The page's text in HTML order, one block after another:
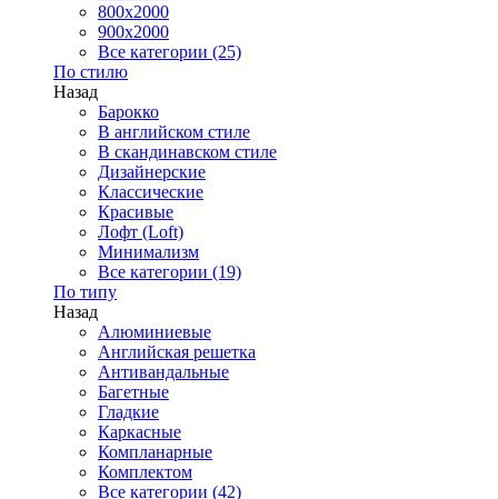
800x2000
900x2000
Все категории (25)
По стилю
Назад
Барокко
В английском стиле
В скандинавском стиле
Дизайнерские
Классические
Красивые
Лофт (Loft)
Минимализм
Все категории (19)
По типу
Назад
Алюминиевые
Английская решетка
Антивандальные
Багетные
Гладкие
Каркасные
Компланарные
Комплектом
Все категории (42)